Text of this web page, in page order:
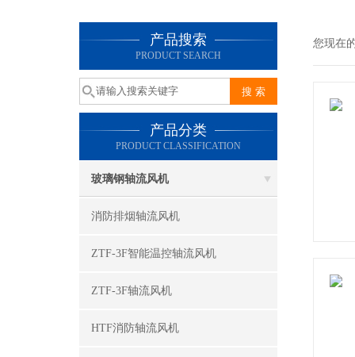
产品搜索
PRODUCT SEARCH
产品分类
PRODUCT CLASSIFICATION
玻璃钢轴流风机
消防排烟轴流风机
ZTF-3F智能温控轴流风机
ZTF-3F轴流风机
HTF消防轴流风机
您现在